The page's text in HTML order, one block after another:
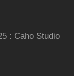
: Caho Studio